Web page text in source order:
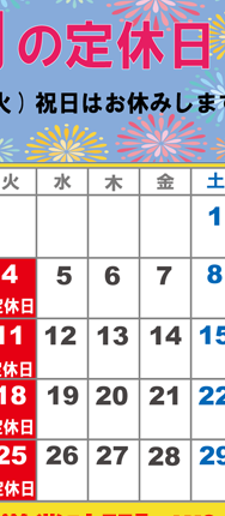
展≫のお知らせ
出店が決定しました！！
日（水）～１１日（月）
７時（最終日６時終了）
階催物場
２ ＴＥＬ：０４２－３３４－
立ての丸幸ラーメンをお召し
ペシャルラーメン』が登場しま
日１０時３０分～６時３０分
ダー：各日終了３０分前>
いたします。
非、この機会にお出かけ下さい
いたしております。